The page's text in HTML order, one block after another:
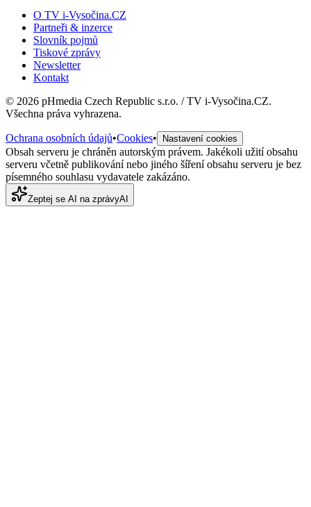
O TV i-Vysočina.CZ
Partneři & inzerce
Slovník pojmů
Tiskové zprávy
Newsletter
Kontakt
© 2026 pHmedia Czech Republic s.r.o. / TV i-Vysočina.CZ.
Všechna práva vyhrazena.
Ochrana osobních údajů•Cookies• Nastavení cookies
Obsah serveru je chráněn autorským právem. Jakékoli užití obsahu
serveru včetně publikování nebo jiného šíření obsahu serveru je bez
písemného souhlasu vydavatele zakázáno.
Zeptej se AI na zprávyAI